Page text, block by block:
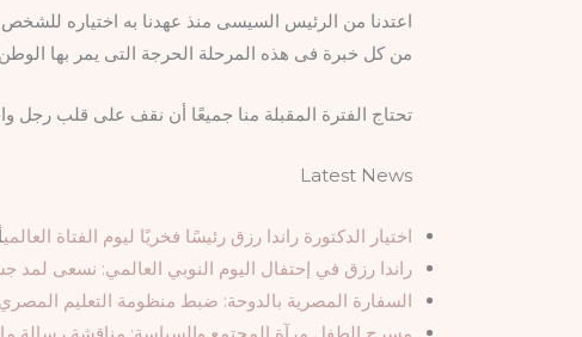
اعتدنا من الرئيس السيسى منذ عهدنا به اختياره للشخص
من كل خبرة فى هذه المرحلة الحرجة التى يمر بها
تحتاج الفترة المقبلة منا جميعًا أن نقف على قلب رجل
Latest News
اختيار الدكتورة راندا رزق رئيسًا فخريًا ليوم الفتاة العالمي
راندا رزق في إحتفال اليوم النوبي العالمي: نسعى
السفارة المصرية بالدوحة: ضبط منظومة التعليم المصري